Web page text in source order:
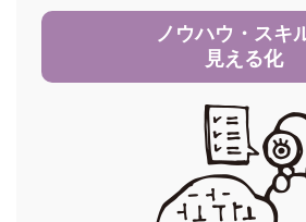
ノウハウ・スキ
見える化